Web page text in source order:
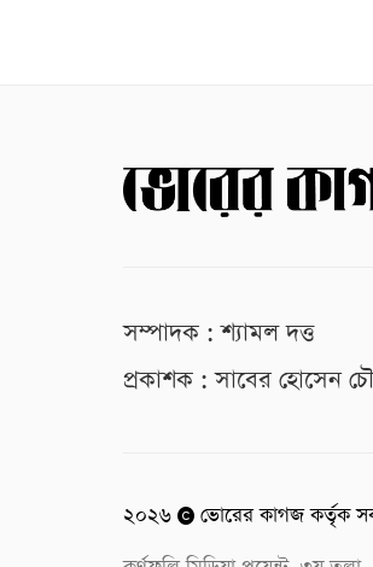
সম্পাদক : শ্যামল দত্ত
প্রকাশক : সাবের হোসেন
২০২৬
ভোরের কাগজ কর্তৃক